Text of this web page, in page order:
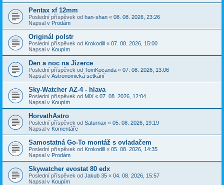
Pentax xf 12mm
Poslední příspěvek od han-shan « 08. 08. 2026, 23:26
Napsal v Prodám
Originál polstr
Poslední příspěvek od Krokodill « 07. 08. 2026, 15:00
Napsal v Koupím
Den a noc na Jizerce
Poslední příspěvek od TomKocanda « 07. 08. 2026, 13:06
Napsal v Astronomická setkání
Sky-Watcher AZ-4 - hlava
Poslední příspěvek od MiX « 07. 08. 2026, 12:04
Napsal v Koupím
HorvathAstro
Poslední příspěvek od Saturnax « 05. 08. 2026, 19:19
Napsal v Komentáře
Samostatná Go-To montáž s ovladačem
Poslední příspěvek od Krokodill « 05. 08. 2026, 14:35
Napsal v Prodám
Skywatcher evostat 80 edx
Poslední příspěvek od Jakub 35 « 04. 08. 2026, 15:57
Napsal v Koupím